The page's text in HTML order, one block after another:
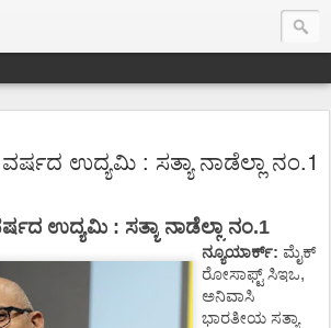
ಉದ್ಯಮಿ : ಸತ್ಯಾ ನಾಡೆಲ್ಲಾ ನಂ.1
ಉದ್ಯಮಿ: ಸತ್ಯಾ ನಾಡೆಲ್ಲಾ ನಂ.1
ನ್ಯೂಯಾರ್ಕ್‌: ಮೈಕ್
ರೋಸಾಫ್ಟ್ ಸಿಇಒ,
ಅನಿವಾಸಿ
ಭಾರತೀಯ ಸತ್ಯಾ